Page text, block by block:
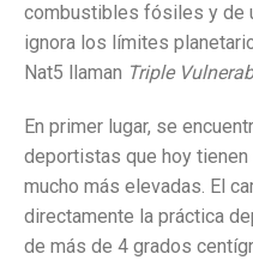
combustibles fósiles y de
ignora los límites
Nat5 llaman Triple
En primer lugar, se
deportistas que hoy tienen
mucho más elevadas. El
directamente la práctica
de más de 4 grados